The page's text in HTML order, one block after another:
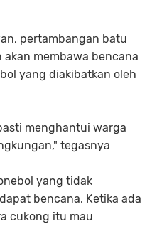
pertambangan batu
membawa bencana
yang diakibatkan oleh
menghantui warga
tegasnya
yang tidak
bencana. Ketika ada
cukong itu mau